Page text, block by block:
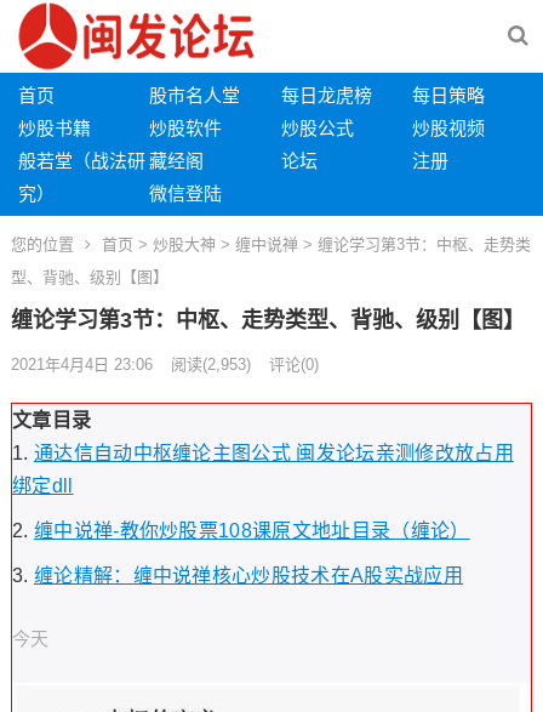
首页 股市名人堂 每日龙虎榜
每日策略
炒股书籍
炒股软件 炒股公式
炒股视频
般若堂（战法研
究）
藏经阁 论坛
注册
微信登陆
您的位置 首页 > 炒股大神 > 缠中说禅 > 缠论学习第3节：中枢、走势类
型、背驰、级别【图】
缠论学习第3节：中枢、走势类型、背驰、级别【图】
2021年4月4日 23:06 阅读(2,953) 评论(0)
文章目录
通达信自动中枢缠论主图公式 闽发论坛亲测修改放占用
绑定dll
缠中说禅-教你炒股票108课原文地址目录（缠论）
缠论精解：缠中说禅核心炒股技术在A股实战应用
今天